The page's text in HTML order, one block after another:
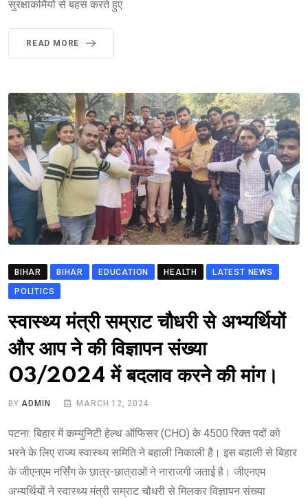
सुरक्षाकर्मियों से बहस करते हुए
READ MORE
BIHAR BIHAR EDUCATION HEALTH
LATEST NEWS
POLITICS
स्वास्थ्य मंत्री सम्राट चौधरी से अभ्यर्थियों
और आप ने की विज्ञापन संख्या
03/2024 में बदलाव करने की मांग।
BYADMIN MARCH 12, 2024
पटना: बिहार में कम्युनिटी हेल्थ ऑफिसर (CHO) के 4500 रिक्त पदों को
भरने के लिए राज्य स्वास्थ्य समिति ने बहाली निकाली है। इस बहाली से बिहार
के जीएनएम नर्सिंग के छात्र-छात्राओं ने नाराजगी जताई है। जीएनएम
अभ्यर्थियों ने स्वास्थ्य मंत्री सम्राट चौधरी से मिलकर विज्ञापन संख्या